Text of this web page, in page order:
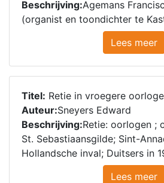
Beschrijving:Agemans
(organist en toondichter te
Lees meer
Titel: Retie in vroegere
Auteur:Sneyers Edward
Beschrijving:Retie: oorlogen ;
St. Sebastiaansgilde; Sint-
Hollandsche inval; Duitsers in
Lees meer